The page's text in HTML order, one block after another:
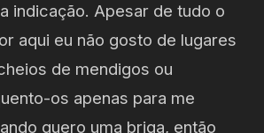
indicação. Apesar de tudo o
aqui eu não gosto de lugares
de mendigos ou
os apenas para me
quero uma briga, então